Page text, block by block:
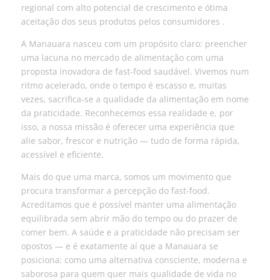
regional com alto potencial de crescimento e ótima
aceitação dos seus produtos pelos consumidores .
A Manauara nasceu com um propósito claro: preencher
uma lacuna no mercado de alimentação com uma
proposta inovadora de fast-food saudável. Vivemos num
ritmo acelerado, onde o tempo é escasso e, muitas
vezes, sacrifica-se a qualidade da alimentação em nome
da praticidade. Reconhecemos essa realidade e, por
isso, a nossa missão é oferecer uma experiência que
alie sabor, frescor e nutrição — tudo de forma rápida,
acessível e eficiente.
Mais do que uma marca, somos um movimento que
procura transformar a percepção do fast-food.
Acreditamos que é possível manter uma alimentação
equilibrada sem abrir mão do tempo ou do prazer de
comer bem. A saúde e a praticidade não precisam ser
opostos — e é exatamente aí que a Manauara se
posiciona: como uma alternativa consciente, moderna e
saborosa para quem quer mais qualidade de vida no